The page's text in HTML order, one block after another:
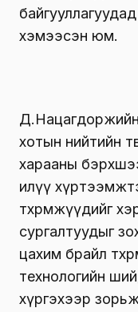
хэмээсэн юм.
хотын нийтийн
харааны
илүү
төхөөрөмжүүдийг
сургалтуудыг
цахим брайл
технологийн
хүргэхээр